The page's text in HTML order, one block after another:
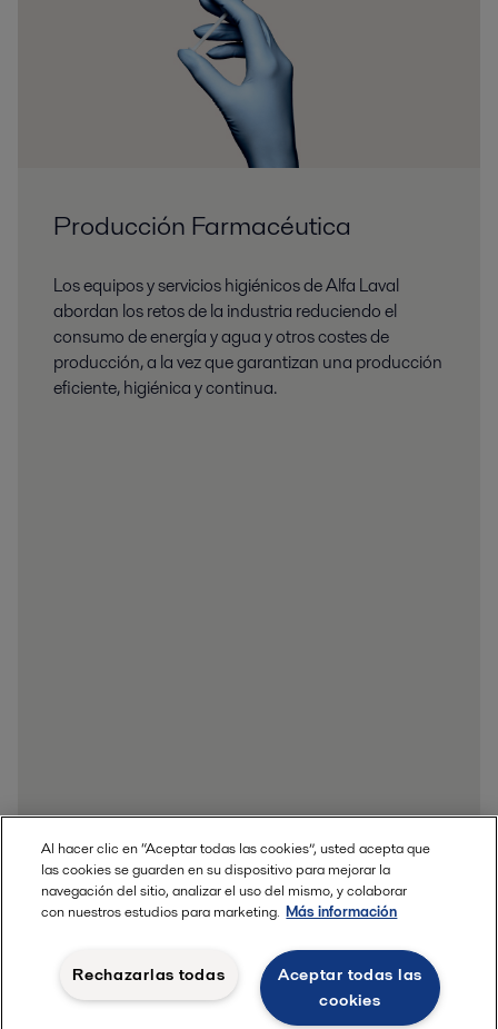
Producción Farmacéutica
Los equipos y servicios higiénicos de Alfa Laval
abordan los retos de la industria reduciendo el
consumo de energía y agua y otros costes de
producción, a la vez que garantizan una producción
eficiente, higiénica y continua.
Saber más
Al hacer clic en “Aceptar todas las cookies”, usted acepta que
las cookies se guarden en su dispositivo para mejorar la
navegación del sitio, analizar el uso del mismo, y colaborar
con nuestros estudios para marketing. Más información
Aceptar todas las
cookies
Rechazarlas todas